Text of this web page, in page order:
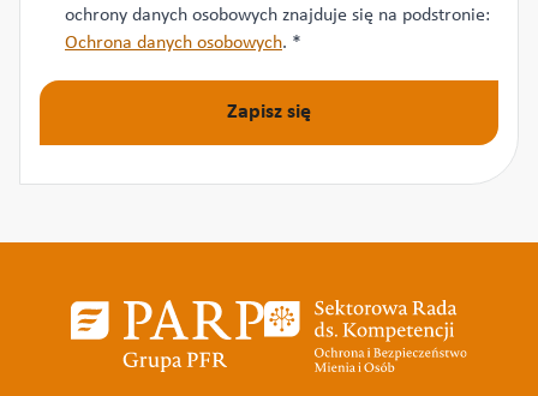
ochrony danych osobowych znajduje się na podstronie:
Ochrona danych osobowych. *
Zapisz się